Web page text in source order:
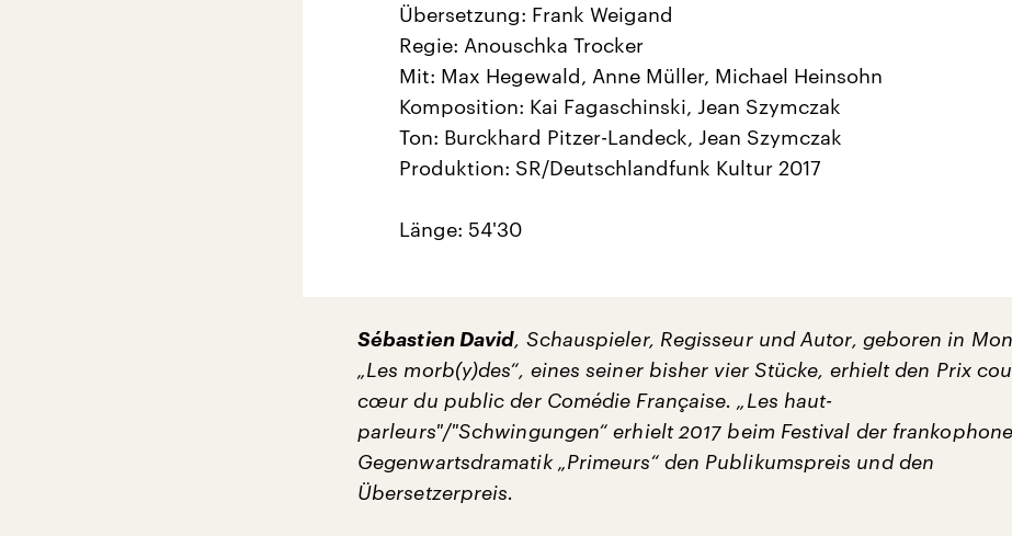
Übersetzung: Frank Weigand
Regie: Anouschka Trocker
Mit: Max Hegewald, Anne Müller, Michael Heinsohn
Komposition: Kai Fagaschinski, Jean Szymczak
Ton: Burckhard Pitzer-Landeck, Jean Szymczak
Produktion: SR/Deutschlandfunk Kultur 2017
Länge: 54'30
Sébastien David, Schauspieler, Regisseur und Autor, geboren in
„Les morb(y)des“, eines seiner bisher vier Stücke, erhielt den Prix
cœur du public der Comédie Française. „Les haut-
parleurs"/"Schwingungen“ erhielt 2017 beim Festival der
Gegenwartsdramatik „Primeurs“ den Publikumspreis und den
Übersetzerpreis.